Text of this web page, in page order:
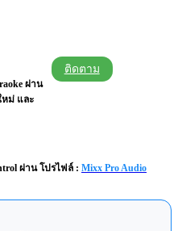
ผ่าน
หม่ และ
ติดตาม
ผ่าน โปรไฟล์ : Mixx Pro Audio